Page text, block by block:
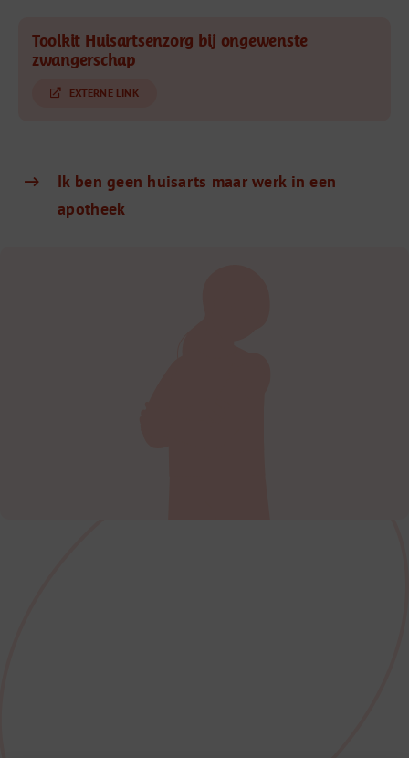
Toolkit Huisartsenzorg bij ongewenste
zwangerschap
EXTERNE LINK
Ik ben geen huisarts maar werk in een
apotheek